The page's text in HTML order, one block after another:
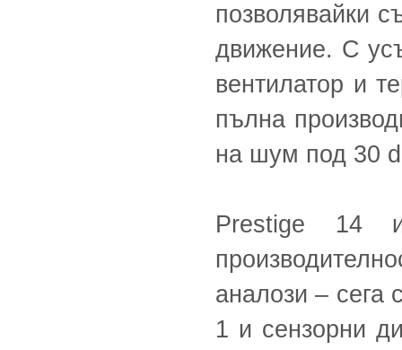
позволявайки
движение. С
вентилатор и
пълна
на шум под 30
Prestige 14
аналози – сега
1 и сензорни